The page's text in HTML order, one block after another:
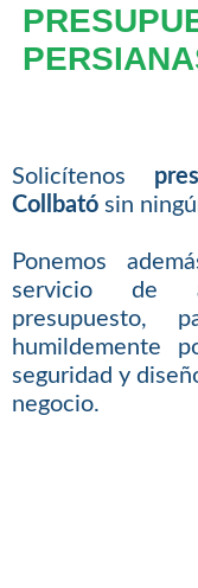
Solicítenos
Collbatósin
Ponemos
servicio de
presupuesto,
humildemente
seguridad y
negocio.